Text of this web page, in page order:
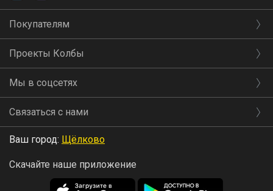
Покупателям
Проекты Колбы
Мы в соцсетях
Связаться с нами
Ваш город: Щёлково
Скачайте наше приложение